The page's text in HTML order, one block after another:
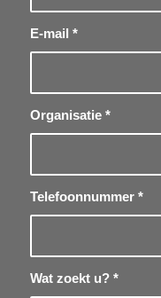
E-mail *
Organisatie *
Telefoonnummer *
Wat zoekt u? *